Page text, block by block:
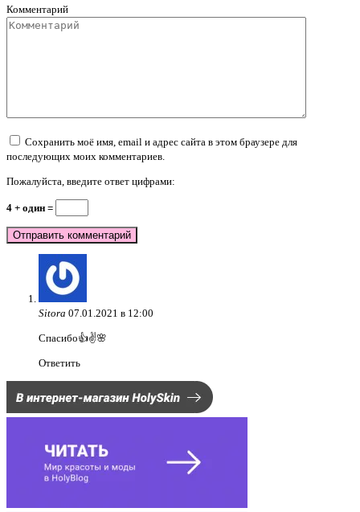
Комментарий
Сохранить моё имя, email и адрес сайта в этом браузере для
последующих моих комментариев.
Пожалуйста, введите ответ цифрами:
4 + один =
Sitora 07.01.2021 в 12:00
Спасибо👍✌️🌸
Ответить